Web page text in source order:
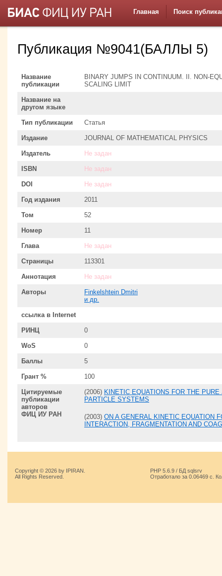
Главная Поиск
Публикация №9041(БАЛЛЫ 5)
Название
публикации
BINARY JUMPS IN CONTINUUM. II. NON-
SCALING LIMIT
Название на
другом языке
Тип публикации Статья
Издание JOURNAL OF MATHEMATICAL PHYSICS
Издатель Не задан
ISBN Не задан
DOI Не задан
Год издания 2011
Том 52
Номер 11
Глава Не задан
Страницы 113301
Аннотация Не задан
Авторы
Finkelshtein Dmitri
и др.
ссылка в Internet
РИНЦ 0
WoS 0
Баллы 5
Грант % 100
Цитируемые
публикации
авторов
ФИЦ ИУ РАН
(2006) KINETIC EQUATIONS FOR THE
PARTICLE SYSTEMS
(2003) ON A GENERAL KINETIC EQUATION
INTERACTION, FRAGMENTATION AND
Copyright © 2026 by IPIRAN.
All Rights Reserved.
PHP 5.6.9 / БД sqlsrv
Отработало за 0.06469 с.